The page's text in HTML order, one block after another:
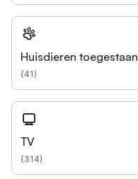
Huisdieren toegestaan
(41)
TV
(314)